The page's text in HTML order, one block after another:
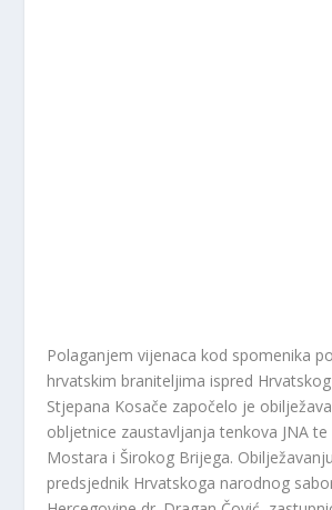
Polaganjem vijenaca kod spomenika
hrvatskim braniteljima ispred
Stjepana Kosače započelo je
obljetnice zaustavljanja tenkova JNA
Mostara i Širokog Brijega.
predsjednik Hrvatskoga narodnog